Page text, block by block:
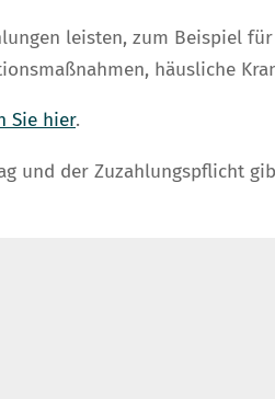
leisten, zum Beispiel
häusliche
Sie hier.
und der Zuzahlungspflicht